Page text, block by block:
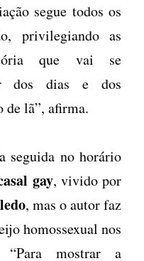
segue todos os
privilegiando as
que vai se
dos dias e dos
de lã”, afirma.
seguida no horário
gay, vivido por
, mas o autor faz
homossexual nos
mostrar a